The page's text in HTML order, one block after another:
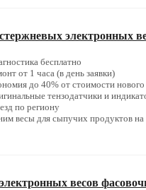
электронных
бесплатно
от 1 часа (в день заявки)
до 40% от стоимости
тензодатчики и
по региону
весы для сыпучих продуктов на
весов